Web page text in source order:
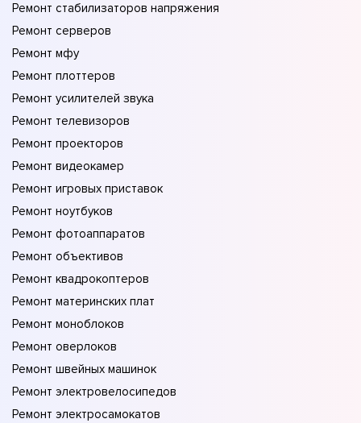
Ремонт стабилизаторов напряжения
Ремонт серверов
Ремонт мфу
Ремонт плоттеров
Ремонт усилителей звука
Ремонт телевизоров
Ремонт проекторов
Ремонт видеокамер
Ремонт игровых приставок
Ремонт ноутбуков
Ремонт фотоаппаратов
Ремонт объективов
Ремонт квадрокоптеров
Ремонт материнских плат
Ремонт моноблоков
Ремонт оверлоков
Ремонт швейных машинок
Ремонт электровелосипедов
Ремонт электросамокатов